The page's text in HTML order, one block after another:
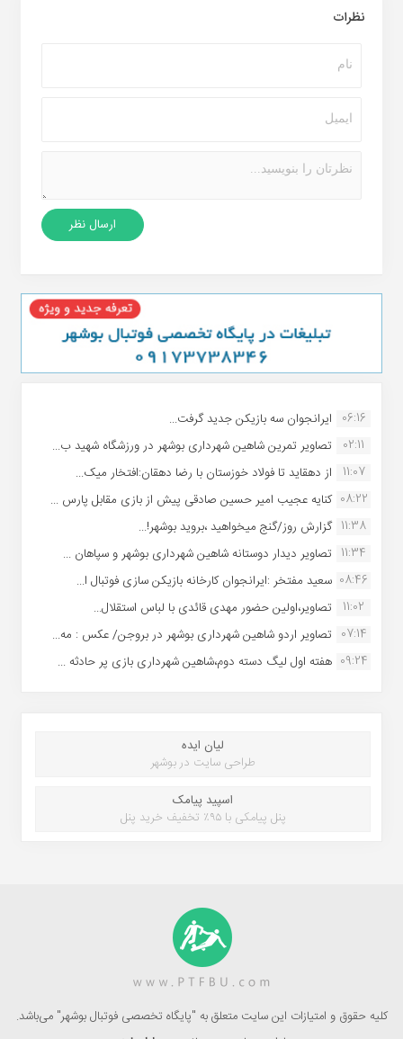
نظرات
06:16 ایرانجوان سه بازیکن جدید گرفت...
02:11
تصاویر تمرین شاهین شهردارى بوشهر در ورزشگاه شهید ب...
11:07
از دهقاید تا فولاد خوزستان با رضا دهقان:افتخار میک...
08:22 کنایه عجیب امیر حسین صادقی پیش از بازی مقابل پارس ...
11:38 گزارش روز/گنج میخواهید ،بروید بوشهر!...
11:34 تصاویر دیدار دوستانه شاهین شهردارى بوشهر و سپاهان ...
08:46 سعید مفتخر :ایرانجوان کارخانه بازیکن سازی فوتبال ا...
11:02
تصاویر،اولین حضور مهدی قائدی با لباس استقلال...
07:14 تصاویر اردو شاهین شهرداری بوشهر در بروجن/ عکس : مه...
09:24 هفته اول لیگ دسته دوم،شاهین شهرداری بازی پر حادثه ...
لیان ایده
طراحی سایت در بوشهر
اسپید پیامک
پنل پیامکی با ۹۵٪ تخفیف خرید پنل
کلیه حقوق و امتیازات این سایت متعلق به "پایگاه تخصصی فوتبال بوشهر" می‌باشد.